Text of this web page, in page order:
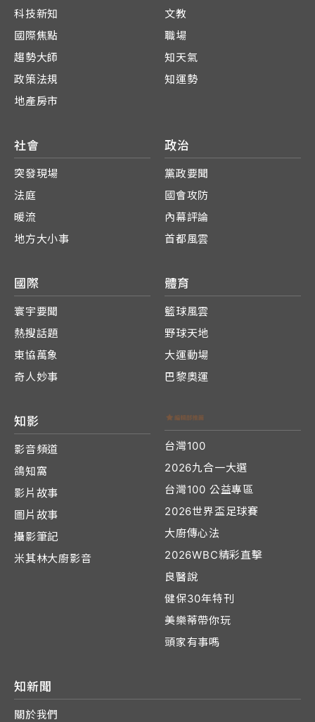
科技新知
國際焦點
趨勢大師
政策法規
地產房市
文教
職場
知天氣
知運勢
社會
突發現場
法庭
暖流
地方大小事
政治
黨政要聞
國會攻防
內幕評論
首都風雲
國際
寰宇要聞
熱搜話題
東協萬象
奇人妙事
體育
籃球風雲
野球天地
大運動場
巴黎奧運
知影
影音頻道
鴿知窩
影片故事
圖片故事
攝影筆記
米其林大廚影音
台灣100
2026九合一大選
台灣100 公益專區
2026世界盃足球賽
大廚傳心法
2026WBC精彩直擊
良醫說
健保30年特刊
美樂蒂帶你玩
頭家有事嗎
知新聞
關於我們